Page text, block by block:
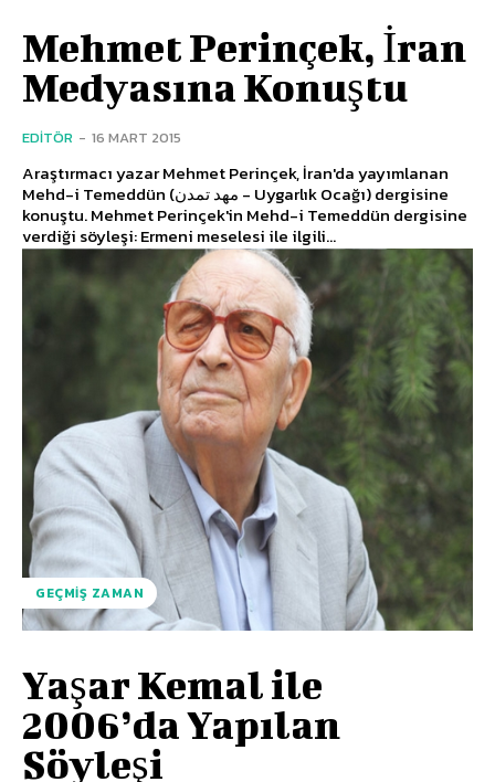
Mehmet Perinçek, İran
Medyasına Konuştu
EDITÖR - 16 MART 2015
Araştırmacı yazar Mehmet Perinçek, İran'da yayımlanan
Mehd-i Temeddün (مهد تمدن - Uygarlık Ocağı) dergisine
konuştu. Mehmet Perinçek'in Mehd-i Temeddün dergisine
verdiği söyleşi: Ermeni meselesi ile ilgili...
GEÇMIŞ ZAMAN
Yaşar Kemal ile
2006’da Yapılan
Söyleşi